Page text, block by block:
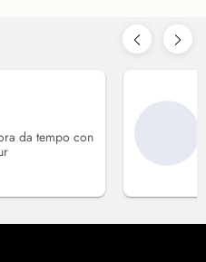
da tempo con